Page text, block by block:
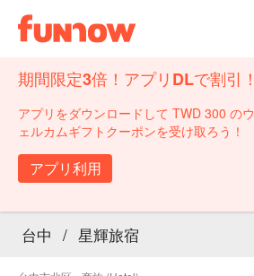
期間限定3倍！アプリDLで割引！
アプリをダウンロードして TWD 300 のウ
ェルカムギフトクーポンを受け取ろう！
アプリ利用
台中 / 星輝旅宿